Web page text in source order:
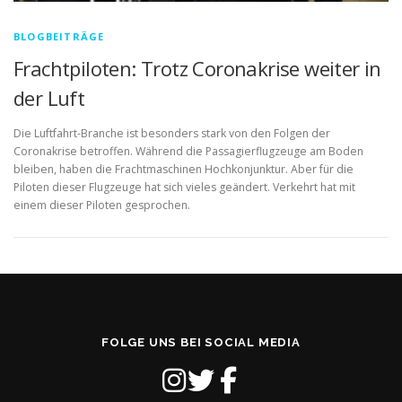
BLOGBEITRÄGE
Frachtpiloten: Trotz Coronakrise weiter in
der Luft
Die Luftfahrt-Branche ist besonders stark von den Folgen der
Coronakrise betroffen. Während die Passagierflugzeuge am Boden
bleiben, haben die Frachtmaschinen Hochkonjunktur. Aber für die
Piloten dieser Flugzeuge hat sich vieles geändert. Verkehrt hat mit
einem dieser Piloten gesprochen.
FOLGE UNS BEI SOCIAL MEDIA